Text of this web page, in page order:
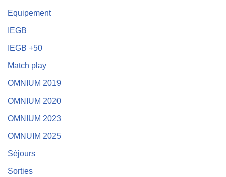
Equipement
IEGB
IEGB +50
Match play
OMNIUM 2019
OMNIUM 2020
OMNIUM 2023
OMNUIM 2025
Séjours
Sorties